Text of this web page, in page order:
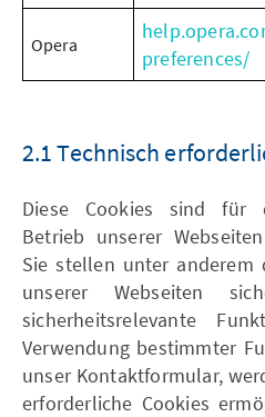
Opera
preferences/
2.1 Technisch
Diese Cookies sind für
Betrieb unserer
Sie stellen unter anderem
unserer Webseiten
sicherheitsrelevante
Verwendung bestimmter
unser Kontaktformular,
erforderliche Cookies